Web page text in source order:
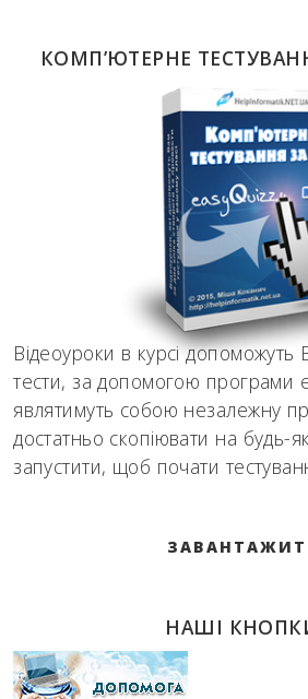
КОМП’ЮТЕРНЕ
Відеоуроки в курсі допоможуть
тести, за допомогою програми
являтимуть собою незалежну
достатньо скопіювати на будь-
запустити, щоб почати
НАШІ